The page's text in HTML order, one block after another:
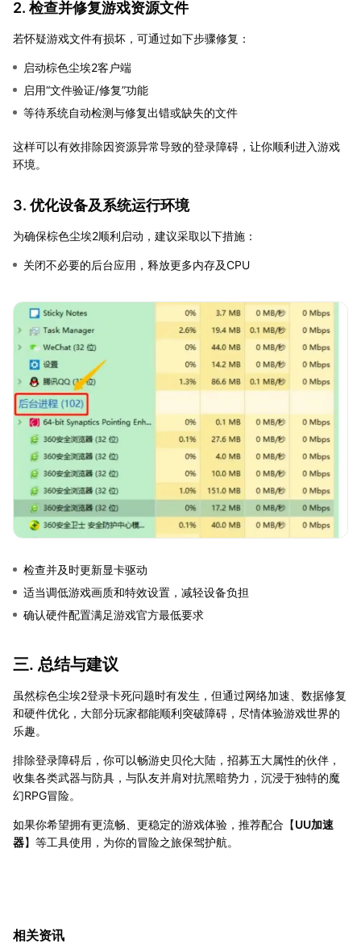
2. 检查并修复游戏资源文件
若怀疑游戏文件有损坏，可通过如下步骤修复：
启动棕色尘埃2客户端
启用“文件验证/修复”功能
等待系统自动检测与修复出错或缺失的文件
这样可以有效排除因资源异常导致的登录障碍，让你顺利进入游戏
环境。
3. 优化设备及系统运行环境
为确保棕色尘埃2顺利启动，建议采取以下措施：
关闭不必要的后台应用，释放更多内存及CPU
检查并及时更新显卡驱动
适当调低游戏画质和特效设置，减轻设备负担
确认硬件配置满足游戏官方最低要求
三. 总结与建议
虽然棕色尘埃2登录卡死问题时有发生，但通过网络加速、数据修复
和硬件优化，大部分玩家都能顺利突破障碍，尽情体验游戏世界的
乐趣。
排除登录障碍后，你可以畅游史贝伦大陆，招募五大属性的伙伴，
收集各类武器与防具，与队友并肩对抗黑暗势力，沉浸于独特的魔
幻RPG冒险。
如果你希望拥有更流畅、更稳定的游戏体验，推荐配合【UU加速
器】等工具使用，为你的冒险之旅保驾护航。
相关资讯